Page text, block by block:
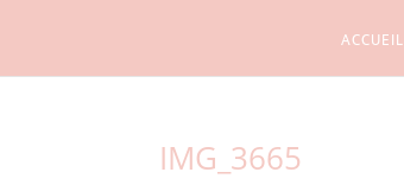
ACCUEIL
IMG_3665